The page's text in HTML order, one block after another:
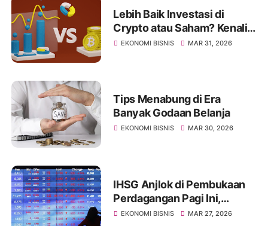
Lebih Baik Investasi di
Crypto atau Saham? Kenali
Jenis Risikonya Juga
EKONOMI BISNIS MAR 31, 2026
Tips Menabung di Era
Banyak Godaan Belanja
EKONOMI BISNIS MAR 30, 2026
IHSG Anjlok di Pembukaan
Perdagangan Pagi Ini,
Diprediksi Masih Akan
EKONOMI BISNIS MAR 27, 2026